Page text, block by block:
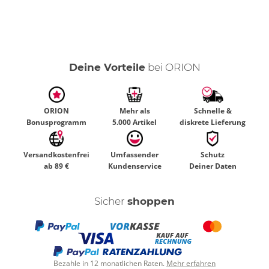
Deine Vorteilebei ORION
ORION
Bonusprogramm
Mehr als
5.000 Artikel
Schnelle &
diskrete Lieferung
Versandkostenfrei
ab 89 €
Umfassender
Kundenservice
Schutz
Deiner Daten
Sicher shoppen
Bezahle in 12 monatlichen Raten. Mehr erfahren